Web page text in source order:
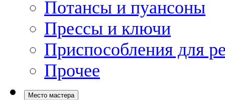
Потансы и пуансоны
Прессы и ключи
Приспособления для
Прочее
Место мастера